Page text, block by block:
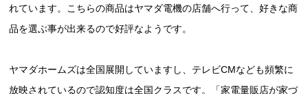
れています。こちらの商品はヤマダ電機の店舗へ行って、好きな商
品を選ぶ事が出来るので好評なようです。
ヤマダホームズは全国展開していますし、テレビCMなども頻繁に
放映されているので認知度は全国クラスです。「家電量販店が家づ